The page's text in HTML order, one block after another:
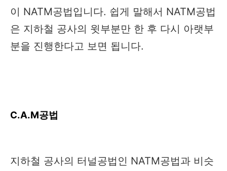
이 NATM공법입니다. 쉽게 말해서 NATM공법
은 지하철 공사의 윗부분만 한 후 다시 아랫부
분을 진행한다고 보면 됩니다.
C.A.M공법
지하철 공사의 터널공법인 NATM공법과 비슷